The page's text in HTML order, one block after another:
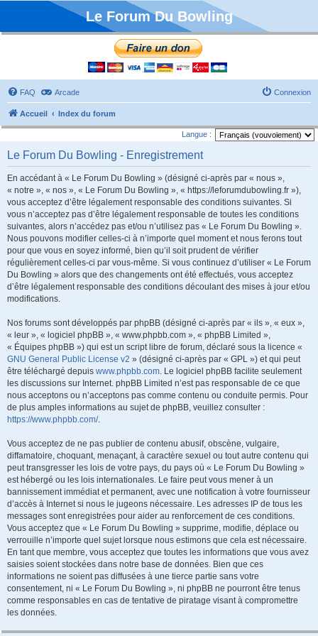
Le Forum Du Bowling
FAQ Arcade Connexion
Accueil Index du forum
Langue :
Le Forum Du Bowling - Enregistrement
En accédant à « Le Forum Du Bowling » (désigné ci-après par « nous »,
« notre », « nos », « Le Forum Du Bowling », « https://leforumdubowling.fr »),
vous acceptez d’être légalement responsable des conditions suivantes. Si
vous n’acceptez pas d’être légalement responsable de toutes les conditions
suivantes, alors n’accédez pas et/ou n’utilisez pas « Le Forum Du Bowling ».
Nous pouvons modifier celles-ci à n’importe quel moment et nous ferons tout
pour que vous en soyez informé, bien qu’il soit prudent de vérifier
régulièrement celles-ci par vous-même. Si vous continuez d’utiliser « Le Forum
Du Bowling » alors que des changements ont été effectués, vous acceptez
d’être légalement responsable des conditions découlant des mises à jour et/ou
modifications.
Nos forums sont développés par phpBB (désigné ci-après par « ils », « eux »,
« leur », « logiciel phpBB », « www.phpbb.com », « phpBB Limited »,
« Équipes phpBB ») qui est un script libre de forum, déclaré sous la licence «
GNU General Public License v2 » (désigné ci-après par « GPL ») et qui peut
être téléchargé depuis www.phpbb.com. Le logiciel phpBB facilite seulement
les discussions sur Internet. phpBB Limited n’est pas responsable de ce que
nous acceptons ou n’acceptons pas comme contenu ou conduite permis. Pour
de plus amples informations au sujet de phpBB, veuillez consulter :
https://www.phpbb.com/.
Vous acceptez de ne pas publier de contenu abusif, obscène, vulgaire,
diffamatoire, choquant, menaçant, à caractère sexuel ou tout autre contenu qui
peut transgresser les lois de votre pays, du pays où « Le Forum Du Bowling »
est hébergé ou les lois internationales. Le faire peut vous mener à un
bannissement immédiat et permanent, avec une notification à votre fournisseur
d’accès à Internet si nous le jugeons nécessaire. Les adresses IP de tous les
messages sont enregistrées pour aider au renforcement de ces conditions.
Vous acceptez que « Le Forum Du Bowling » supprime, modifie, déplace ou
verrouille n’importe quel sujet lorsque nous estimons que cela est nécessaire.
En tant que membre, vous acceptez que toutes les informations que vous avez
saisies soient stockées dans notre base de données. Bien que ces
informations ne soient pas diffusées à une tierce partie sans votre
consentement, ni « Le Forum Du Bowling », ni phpBB ne pourront être tenus
comme responsables en cas de tentative de piratage visant à compromettre
les données.